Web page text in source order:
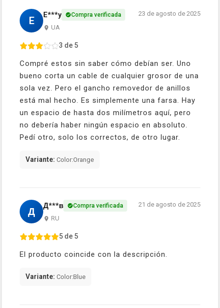
E E***y Compra verificada
UA
23 de agosto de 2025
3 de 5
Compré estos sin saber cómo debían ser. Uno
bueno corta un cable de cualquier grosor de una
sola vez. Pero el gancho removedor de anillos
está mal hecho. Es simplemente una farsa. Hay
un espacio de hasta dos milímetros aquí, pero
no debería haber ningún espacio en absoluto.
Pedí otro, solo los correctos, de otro lugar.
Variante: Color:Orange
Д Д***в Compra verificada
RU
21 de agosto de 2025
5 de 5
El producto coincide con la descripción.
Variante: Color:Blue